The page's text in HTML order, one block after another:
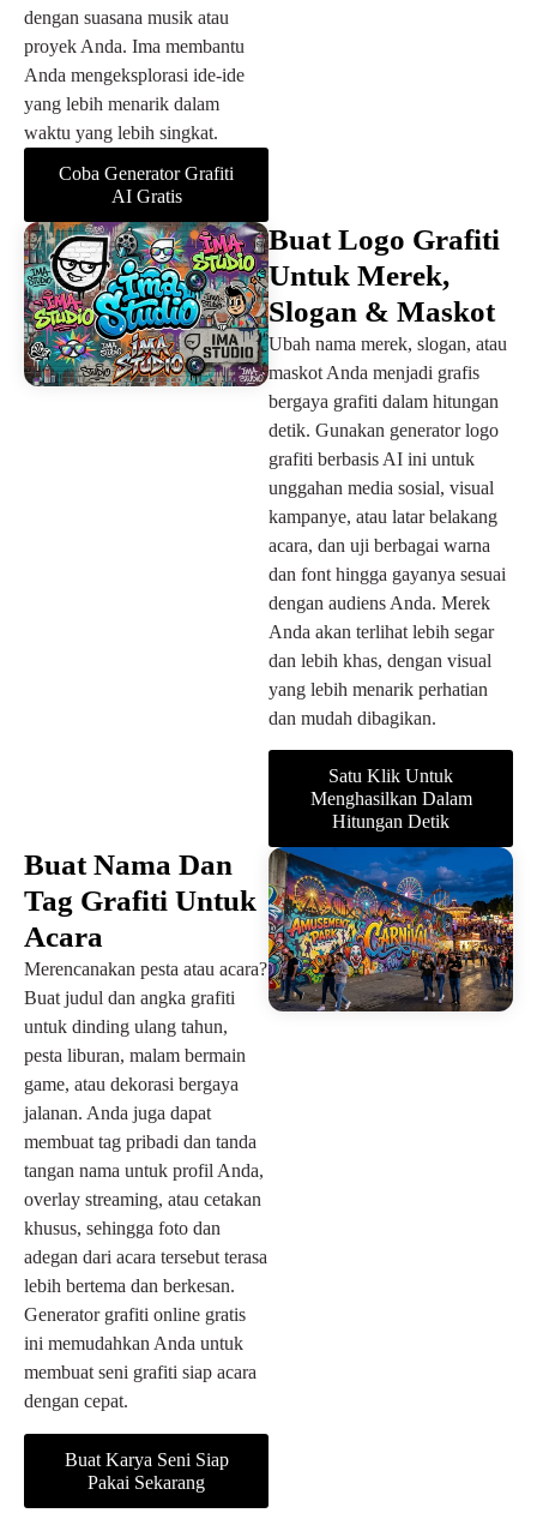
dengan suasana musik atau
proyek Anda. Ima membantu
Anda mengeksplorasi ide-ide
yang lebih menarik dalam
waktu yang lebih singkat.
Coba Generator Grafiti
AI Gratis
Buat Logo Grafiti
Untuk Merek,
Slogan & Maskot
Ubah nama merek, slogan, atau
maskot Anda menjadi grafis
bergaya grafiti dalam hitungan
detik. Gunakan generator logo
grafiti berbasis AI ini untuk
unggahan media sosial, visual
kampanye, atau latar belakang
acara, dan uji berbagai warna
dan font hingga gayanya sesuai
dengan audiens Anda. Merek
Anda akan terlihat lebih segar
dan lebih khas, dengan visual
yang lebih menarik perhatian
dan mudah dibagikan.
Satu Klik Untuk
Menghasilkan Dalam
Hitungan Detik
Buat Nama Dan
Tag Grafiti Untuk
Acara
Merencanakan pesta atau acara?
Buat judul dan angka grafiti
untuk dinding ulang tahun,
pesta liburan, malam bermain
game, atau dekorasi bergaya
jalanan. Anda juga dapat
membuat tag pribadi dan tanda
tangan nama untuk profil Anda,
overlay streaming, atau cetakan
khusus, sehingga foto dan
adegan dari acara tersebut terasa
lebih bertema dan berkesan.
Generator grafiti online gratis
ini memudahkan Anda untuk
membuat seni grafiti siap acara
dengan cepat.
Buat Karya Seni Siap
Pakai Sekarang